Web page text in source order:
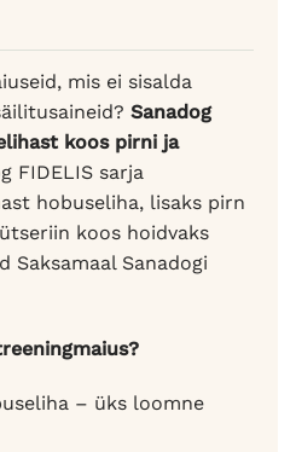
mis ei sisalda
Sanadog
koos pirni ja
FIDELIS sarja
hobuseliha, lisaks pirn
koos hoidvaks
Saksamaal Sanadogi
– üks loomne